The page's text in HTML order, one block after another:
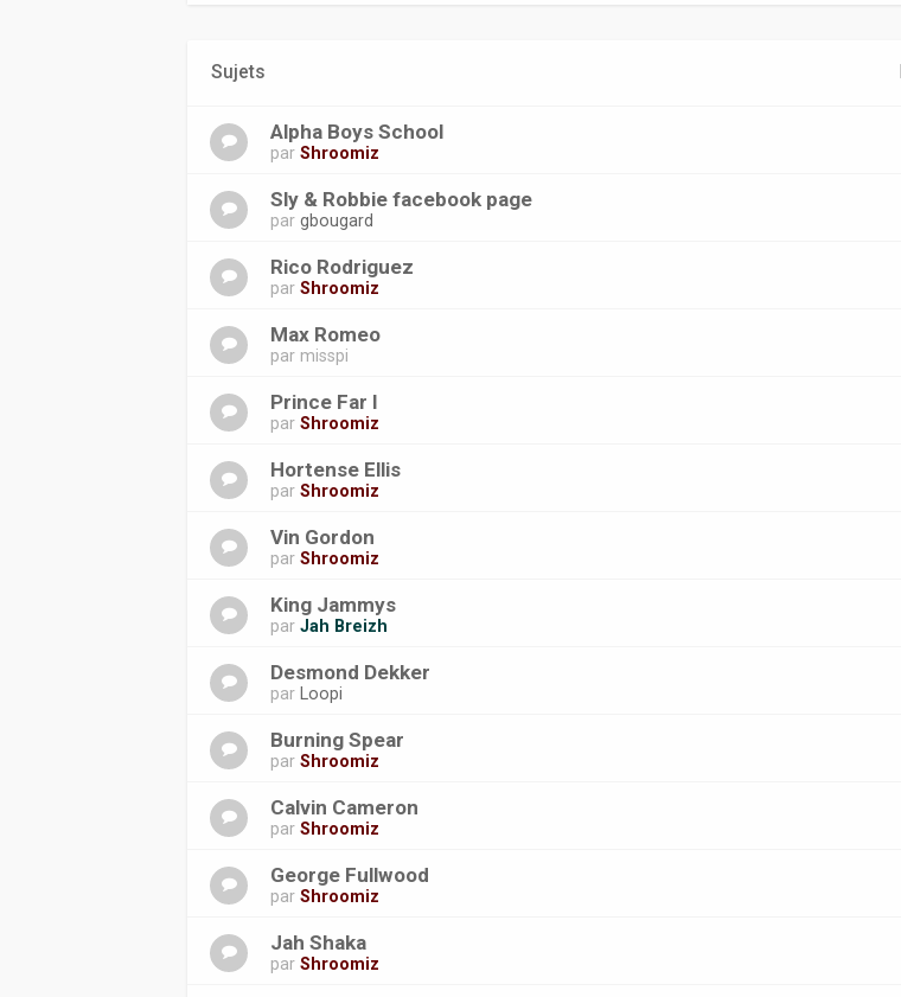
Sujets
Alpha Boys School
parShroomiz
Sly & Robbie facebook page
pargbougard
Rico Rodriguez
parShroomiz
Max Romeo
par misspi
Prince Far I
parShroomiz
Hortense Ellis
parShroomiz
Vin Gordon
parShroomiz
King Jammys
parJah Breizh
Desmond Dekker
par Loopi
Burning Spear
parShroomiz
Calvin Cameron
parShroomiz
George Fullwood
parShroomiz
Jah Shaka
parShroomiz